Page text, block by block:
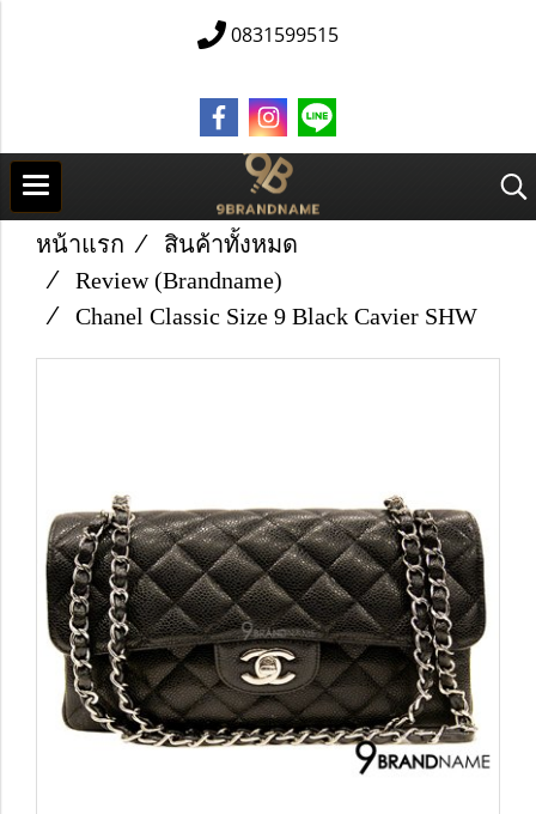
0831599515
หน้าแรก
สินค้าทั้งหมด
Review (Brandname)
Chanel Classic Size 9 Black Cavier SHW